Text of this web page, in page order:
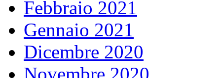
Febbraio 2021
Gennaio 2021
Dicembre 2020
Novembre 2020